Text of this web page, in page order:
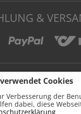
&
Cookies
Verbesserung der
dabei, diese